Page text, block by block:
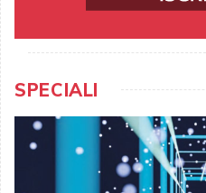
SPECIALI